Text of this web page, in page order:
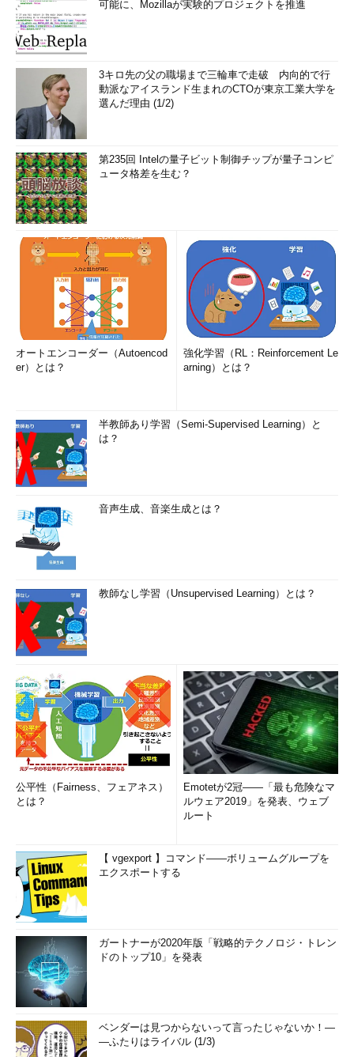
可能に、Mozillaが実験的プロジェクトを推進
3キロ先の父の職場まで三輪車で走破 内向的で行
動派なアイスランド生まれのCTOが東京工業大学を
選んだ理由 (1/2)
第235回 Intelの量子ビット制御チップが量子コンピ
ュータ格差を生む？
オートエンコーダー（Autoencod
er）とは？
強化学習（RL：Reinforcement Le
arning）とは？
半教師あり学習（Semi-Supervised Learning）と
は？
音声生成、音楽生成とは？
教師なし学習（Unsupervised Learning）とは？
公平性（Fairness、フェアネス）
とは？
Emotetが2冠――「最も危険なマ
ルウェア2019」を発表、ウェブ
ルート
【 vgexport 】コマンド――ボリュームグループを
エクスポートする
ガートナーが2020年版「戦略的テクノロジ・トレン
ドのトップ10」を発表
ベンダーは見つからないって言ったじゃないか！―
―ふたりはライバル (1/3)